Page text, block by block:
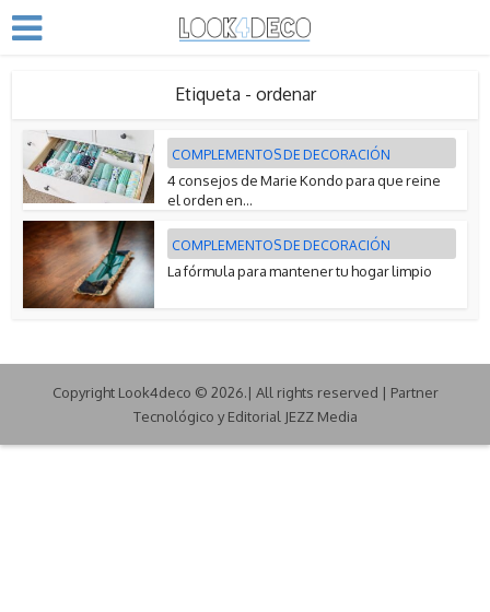
Etiqueta - ordenar
COMPLEMENTOS DE DECORACIÓN
4 consejos de Marie Kondo para que reine
el orden en...
COMPLEMENTOS DE DECORACIÓN
La fórmula para mantener tu hogar limpio
Copyright Look4deco © 2026.| All rights reserved | Partner
Tecnológico y Editorial JEZZ Media